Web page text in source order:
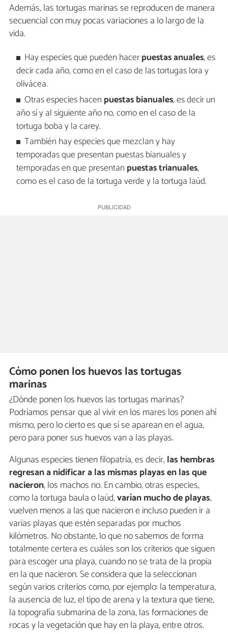
Además, las tortugas marinas se reproducen de manera
secuencial con muy pocas variaciones a lo largo de la
vida.
Hay especies que pueden hacerpuestas anuales, es
decir cada año, como en el caso de las tortugas lora y
olivácea.
Otras especies hacen puestas bianuales, es decir un
año sí y al siguiente año no, como en el caso de la
tortuga boba y la carey.
También hay especies que mezclan y hay
temporadas que presentan puestas bianuales y
temporadas en que presentan puestas trianuales,
como es el caso de la tortuga verde y la tortuga laúd.
Cómo ponen los huevos las tortugas
marinas
¿Dónde ponen los huevos las tortugas marinas?
Podríamos pensar que al vivir en los mares los ponen ahí
mismo, pero lo cierto es que sí se aparean en el agua,
pero para poner sus huevos van a las playas.
Algunas especies tienen filopatría, es decir,las hembras
regresana nidificar a las mismas playas en las que
nacieron, los machos no. En cambio, otras especies,
como la tortuga baula o laúd,varían mucho de playas,
vuelven menos a las que nacieron e incluso pueden ir a
varias playas que estén separadas por muchos
kilómetros. No obstante, lo que no sabemos de forma
totalmente certera es cuáles son los criterios que siguen
para escoger una playa, cuando no se trata de la propia
en la que nacieron. Se considera que la seleccionan
según varios criterios como, por ejemplo: la temperatura,
la ausencia de luz, el tipo de arena y la textura que tiene,
la topografía submarina de la zona, las formaciones de
rocas y la vegetación que hay en la playa, entre otros.